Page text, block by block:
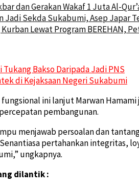
dan Gerakan Wakaf 1 Juta Al-
Sekda Sukabumi, Asep Japar
Lewat Program BEREHAN,
Bakso Daripada Jadi PNS
di Kejaksaan Negeri Sukabumi
ini lanjut Marwan
pembangunan.
menjawab persoalan dan
pertahankan integritas,
ungkapnya.
dilantik :